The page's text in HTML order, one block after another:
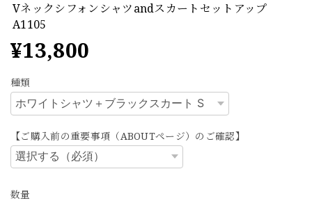
Vネックシフォンシャツandスカートセットアップ
A1105
¥13,800
種類
【ご購入前の重要事項（ABOUTページ）のご確認】
数量